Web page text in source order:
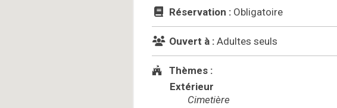
Réservation : Obligatoire
Ouvert à : Adultes seuls
Thèmes :
Extérieur
Cimetière